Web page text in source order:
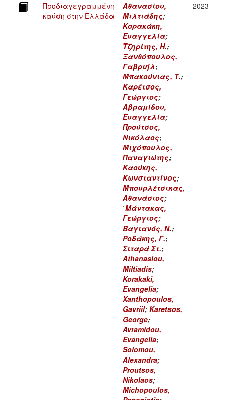
Προδιαγεγραμμένη
καύση στην Ελλάδα
Αθανασίου,
Μιλτιάδης;
Κορακάκη,
Ευαγγελία;
Τζηρίτης, Η.;
Ξανθόπουλος,
Γαβριήλ;
Μπακούνιας, Τ.;
Καρέτσος,
Γεώργιος;
Αβραμίδου,
Ευαγγελία;
Προύτσος,
Νικόλαος;
Μιχόπουλος,
Παναγιώτης;
Καούκης,
Κωνσταντίνος;
Μπουρλέτσικας,
Αθανάσιος;
΄Μάντακας,
Γεώργιος;
Βαγιανός, Ν.;
Ροδάκης, Γ.;
Σιταρά Στ.;
Athanasiou,
Miltiadis;
Korakaki,
Evangelia;
Xanthopoulos,
Gavriil; Karetsos,
George;
Avramidou,
Evangelia;
Solomou,
Alexandra;
Proutsos,
Nikolaos;
Michopoulos,
2023